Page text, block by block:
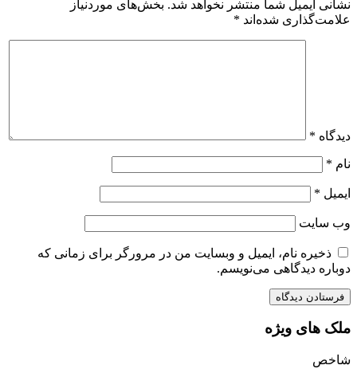
نشانی ایمیل شما منتشر نخواهد شد. بخش‌های موردنیاز
علامت‌گذاری شده‌اند *
دیدگاه *
نام *
ایمیل *
وب‌ سایت
ذخیره نام، ایمیل و وبسایت من در مرورگر برای زمانی که
دوباره دیدگاهی می‌نویسم.
ملک های ویژه
شاخص